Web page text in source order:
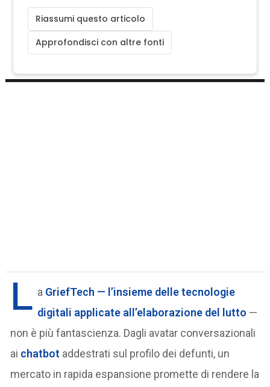
Riassumi questo articolo
Approfondisci con altre fonti
L a GriefTech — l’insieme delle tecnologie
digitali applicate all’elaborazione del lutto —
non è più fantascienza. Dagli avatar conversazionali
ai chatbot addestrati sul profilo dei defunti, un
mercato in rapida espansione promette di rendere la